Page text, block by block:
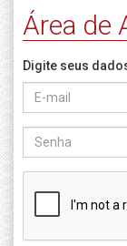
Área de
Digite seus